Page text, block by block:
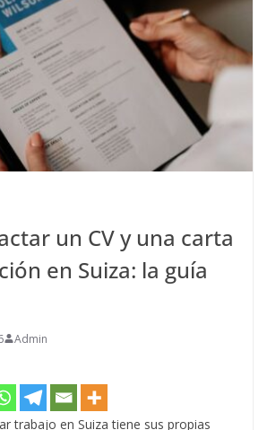
un CV y una carta
en Suiza: la guía
Admin
trabajo en Suiza tiene sus propias